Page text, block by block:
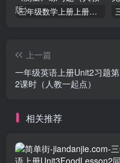
三年级数学上册上册第三单元《测量》练习题（人教版）
上一篇
一年级英语上册Unit2习题第
2课时（人教一起点）
相关推荐